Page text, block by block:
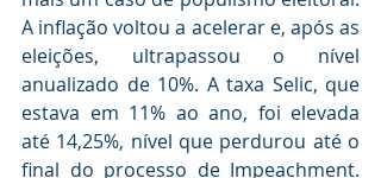
A inflação voltou a acelerar e, após as
eleições, ultrapassou o nível
anualizado de 10%. A taxa Selic, que
estava em 11% ao ano, foi elevada
até 14,25%, nível que perdurou até o
final do processo de Impeachment.